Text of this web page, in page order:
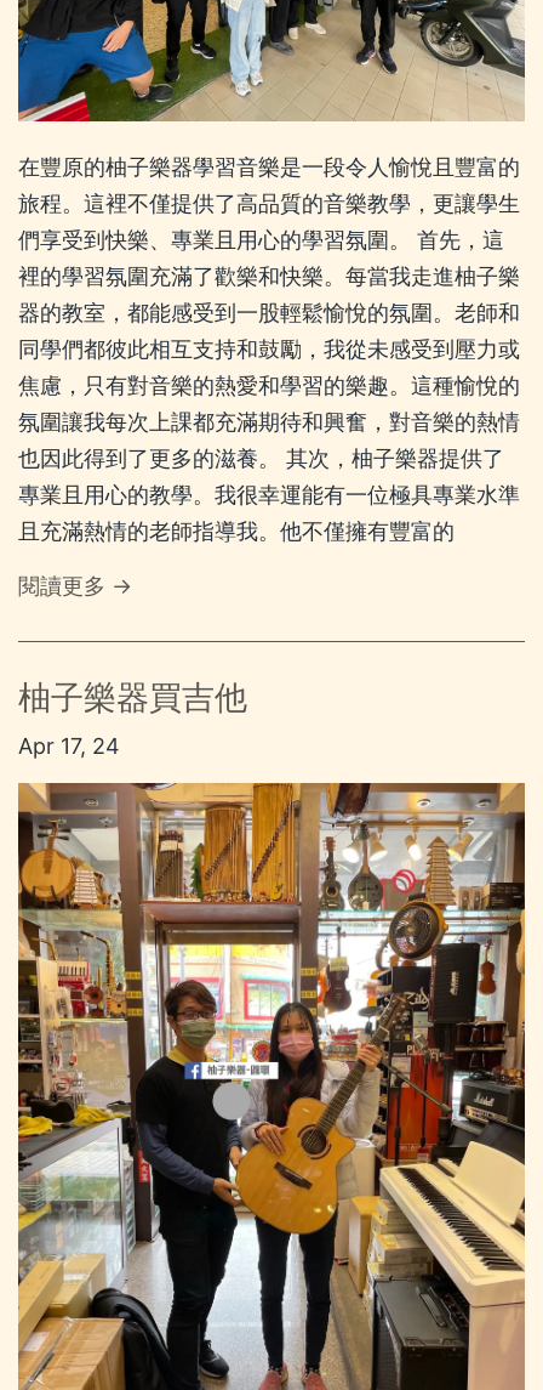
在豐原的柚子樂器學習音樂是一段令人愉悅且豐富的
旅程。這裡不僅提供了高品質的音樂教學，更讓學生
們享受到快樂、專業且用心的學習氛圍。 首先，這
裡的學習氛圍充滿了歡樂和快樂。每當我走進柚子樂
器的教室，都能感受到一股輕鬆愉悅的氛圍。老師和
同學們都彼此相互支持和鼓勵，我從未感受到壓力或
焦慮，只有對音樂的熱愛和學習的樂趣。這種愉悅的
氛圍讓我每次上課都充滿期待和興奮，對音樂的熱情
也因此得到了更多的滋養。 其次，柚子樂器提供了
專業且用心的教學。我很幸運能有一位極具專業水準
且充滿熱情的老師指導我。他不僅擁有豐富的
閱讀更多 →
柚子樂器買吉他
Apr 17, 24